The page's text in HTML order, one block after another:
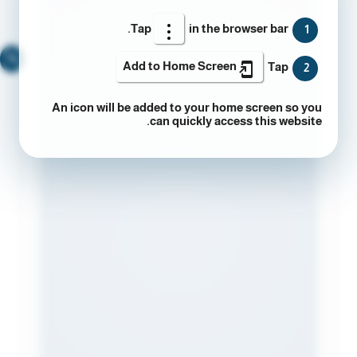
1
Tap in the browser bar.
2
Tap
Add to Home Screen
An icon will be added to your home screen so you
can quickly access this website.